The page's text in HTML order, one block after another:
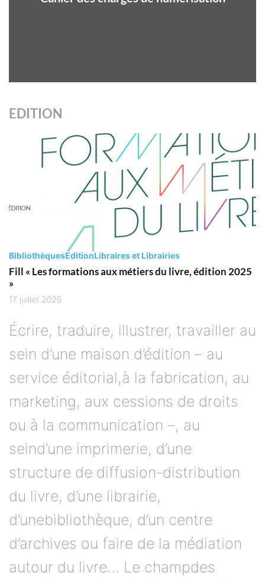
Edition Libraires et Librairies
Fill « Les formations aux métiers du livre, édition 2025
»
17 juillet 2025
sein d’une maison d’édition – au
service éditorial,à la fabrication, au
marketing, aux cessions de droits
ou à la communication –, au
seind’une imprimerie, d’une
structure de diffusion-distribution
du livre, d’une librairie,
d’unebibliothèque, d’un centre
d’archives ou faire de la médiation
autour du livre… Le champdes
possibles est vaste dans le secteur